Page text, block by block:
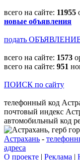
всего на сайте: 11955
новые объявления
подать
всего на сайте: 1573
всего на сайте: 951
ПОИСК по сайту
телефонный код
почтовый индекс
автомобильный код
Астрахань -
адреса
О проекте | Реклама |